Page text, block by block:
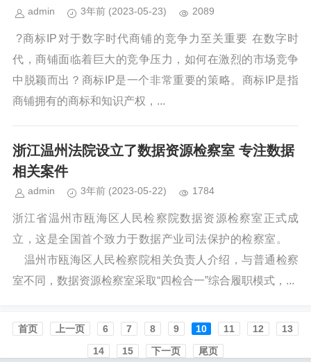
admin 3年前 (2023-05-23) 2089
?商标IP对于数字时代商铺的竞争力至关重要 在数字时
代，商铺面临着巨大的竞争压力，如何在激烈的市场竞争
中脱颖而出？商标IP是一个非常重要的策略。商标IP是指
商铺拥有的商标和知识产权，...
浙江温州法院设立了数据资源检察室 专注数据
相关案件
admin 3年前 (2023-05-22) 1784
浙江省温州市瓯海区人民检察院数据资源检察室正式成
立，这是全国首个致力于数据产业司法保护的检察室。
温州市瓯海区人民检察院相关负责人介绍，与普通检察
室不同，数据资源检察室采取“四检合一”综合履职模式，...
首页️ 上一页 6 7 8 9 10 11 12
13
14
15 下一页 尾页